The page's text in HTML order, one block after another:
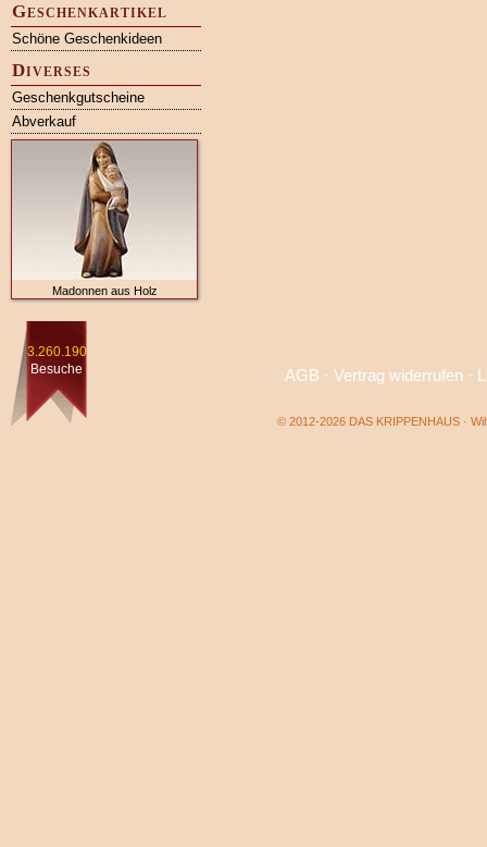
Geschenkartikel
Schöne Geschenkideen
Diverses
Geschenkgutscheine
Abverkauf
Madonnen aus Holz
3.260.190
Besuche
AGB · Vertrag widerrufen·
© 2012-2026 DAS KRIPPENHAUS ·